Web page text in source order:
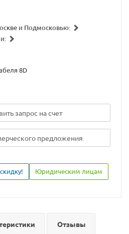
и Подмосковью:
8D
запрос на счет
предложения
Юридическим лицам
Отзывы